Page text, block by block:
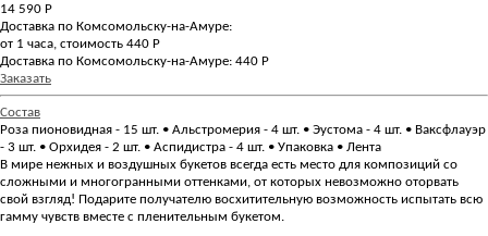
14 590 Р
Доставка по Комсомольску-на-Амуре:
от 1 часа, стоимость 440 Р
Доставка по Комсомольску-на-Амуре: 440 Р
Заказать
Состав
Роза пионовидная - 15 шт. • Альстромерия - 4 шт. • Эустома - 4 шт. • Ваксфлауэр
- 3 шт. • Орхидея - 2 шт. • Аспидистра - 4 шт. • Упаковка • Лента
В мире нежных и воздушных букетов всегда есть место для композиций со
сложными и многогранными оттенками, от которых невозможно оторвать
свой взгляд! Подарите получателю восхитительную возможность испытать всю
гамму чувств вместе с пленительным букетом.